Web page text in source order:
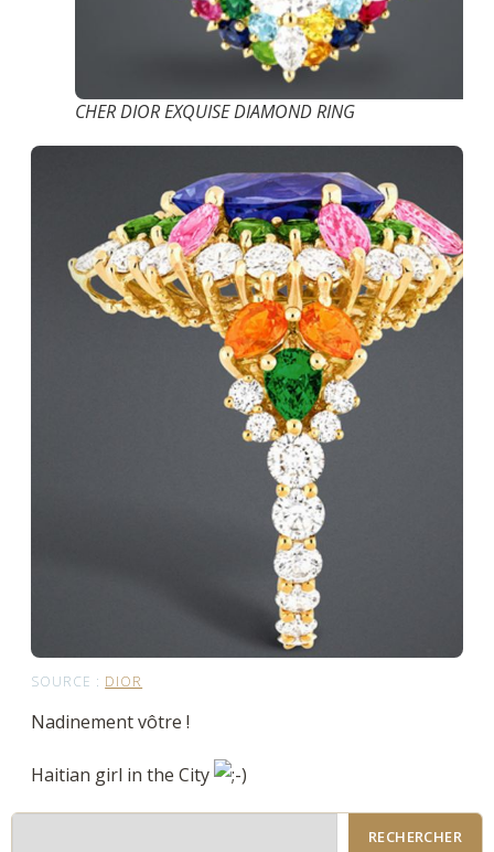
CHER DIOR EXQUISE DIAMOND RING
SOURCE : DIOR
Nadinement vôtre !
Haitian girl in the City
RECHERCHER